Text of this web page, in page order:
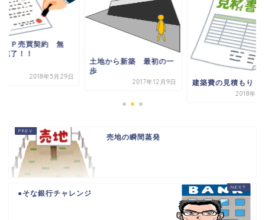
ＡＰ売買契約 無
完了！！
2018年5月29日
土地から新築 最初の一
歩
2017年12月9日 建築費の見積もり
2018年5
売地の瞬間蒸発
●そな銀行チャレンジ HOME